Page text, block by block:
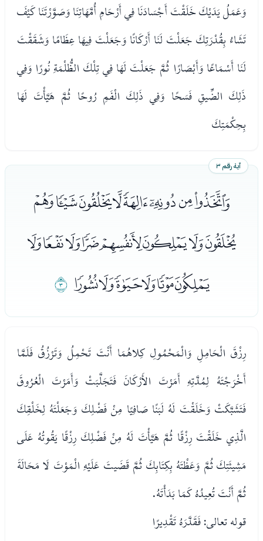
وَعَمَلُ يَدَيْكَ خَلَقْتَ أَجْسَادَنَا فِي أَرْحَامِ أُمَّهَاتِنَا وَصَوَّرْتَنَا كَيْفَ
تَشَاءُ بِقُدْرَتِكَ جَعَلْتَ لَنَا أَرْكَانًا وَجَعَلْتَ فِيهَا عِظَامًا وَشَقَقْتَ
لَنَا أَسْمَاعًا وَأَبْصَارًا ثُمَّ جَعَلْتَ لَهَا فِي تِلْكَ الظُّلْمَةِ نُورًا وَفِي
ذَلِكَ الضِّيقِ فَسَحًا وَفِي ذَلِكَ الْفَمِ رُوحًا ثُمَّ هَيَّأْتَ لَهَا
بِحِكْمَتِكَ
آية رقم ٣
ﭑﭒﭓﭔﭕﭖﭗﭘ
ﭙﭚﭛﭜﭝﭞﭟﭠ
ﭡﭢﭣﭤﭥﭦ ﭧ
رِزْقَ الْحَامِلِ وَالْمَحْمُولِ كِلاهُمَا أَنْتَ تَحْمِلُ وَتَرْزُقُ فَلَمَّا
أَخْرَجْتَهُ لِمُدَّتِهِ أَمَرْتَ الأَرْكَانَ فَتَجَلَّبَتْ وَأَمَرْتَ الْعُرُوقَ
فَتَشَبَّكَتْ وَخَلَقْتَ لَهُ لَبَنًا صَافِيًا مِنْ فَضْلِكَ وَجَعَلْتَهُ لِخَلْقِكَ
الَّذِي خَلَقْتَ رِزْقًا ثُمَّ هَيَّأْتَ لَهُ مِنْ فَضْلِكَ رِزْقًا يَقُوتُهُ عَلَى
مَشِيئَتِكَ ثُمَّ وَعَظْتَهُ بِكِتَابِكَ ثُمَّ قَضَيتَ عَلَيْهِ الْمَوْتَ لَا مَحَالَةَ
ثُمَّ أَنْتَ تُعِيدُهُ كَمَا بَدَأْتَهُ.
قوله تعالى: فَقَدَّرَهُ تَقْدِيرًا